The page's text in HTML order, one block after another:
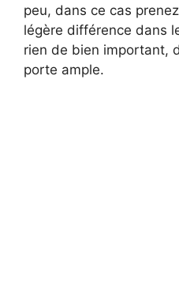
peu, dans ce cas
légère différence dans
rien de bien important,
porte ample.